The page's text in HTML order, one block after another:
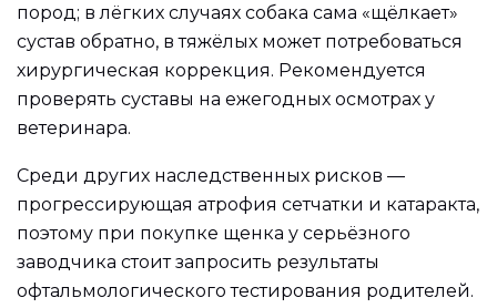
пород; в лёгких случаях собака сама «щёлкает»
сустав обратно, в тяжёлых может потребоваться
хирургическая коррекция. Рекомендуется
проверять суставы на ежегодных осмотрах у
ветеринара.
Среди других наследственных рисков —
прогрессирующая атрофия сетчатки и катаракта,
поэтому при покупке щенка у серьёзного
заводчика стоит запросить результаты
офтальмологического тестирования родителей.